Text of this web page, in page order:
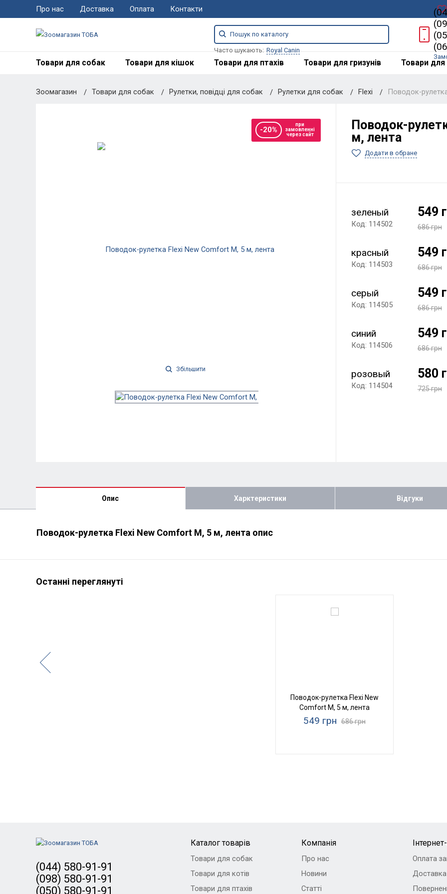
Про нас Доставка Оплата Контакти
Часто шукають: Royal Canin
Товари для собак Товари для кішок Товари для птахів Товари для гризунів Товари для
Зоомагазин Товари для собак Рулетки, повідці для собак Рулетки для собак Flexi Поводок-
-20%
при
замовленні
через сайт
Збільшити
Поводок-
м, лента
Додати в обране
зеленый
Код: 114502
549
686 грн
красный
Код: 114503
549
686 грн
серый
Код: 114505
549
686 грн
синий
Код: 114506
549
686 грн
розовый
Код: 114504
580
725 грн
Опис Харктеристики Відгуки
Поводок-рулетка Flexi New Comfort M, 5 м, лента опис
Останні переглянуті
Поводок-рулетка Flexi New
Comfort M, 5 м, лента
549 грн 686 грн
(044) 580-91-91
(098) 580-91-91
(050) 580-91-91
Каталог товарів
Товари для собак
Товари для котів
Товари для птахів
Компанія
Про нас
Новини
Статті
Оплата